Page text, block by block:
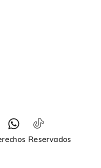
Reservados